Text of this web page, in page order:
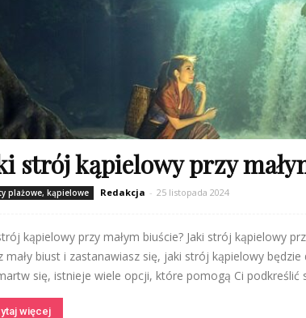
strój kąpielowy przy
plażowe, kąpielowe Redakcja - 25 listopada 2024
kąpielowy przy małym biuście? Jaki strój kąpielowy
mały biust i zastanawiasz się, jaki strój kąpielowy będzie
się, istnieje wiele opcji, które pomogą Ci podkreślić
więcej